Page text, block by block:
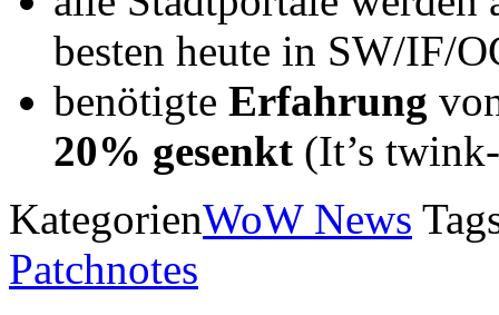
besten heute in SW/IF/
benötigte Erfahrung
20% gesenkt (It’s
KategorienWoW News
Patchnotes